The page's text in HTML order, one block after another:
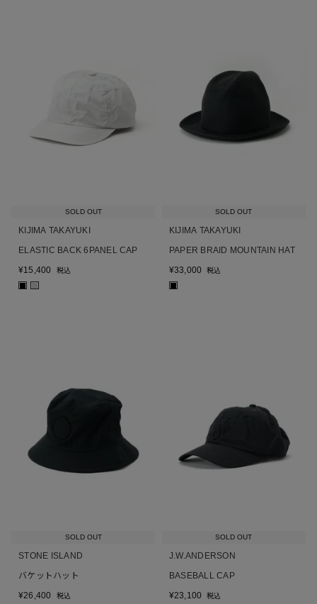
SOLD OUT
KIJIMA TAKAYUKI
ELASTIC BACK 6PANEL CAP
¥15,400 税込
SOLD OUT
KIJIMA TAKAYUKI
PAPER BRAID MOUNTAIN HAT
¥33,000 税込
SOLD OUT
STONE ISLAND
バケットハット
¥26,400 税込
SOLD OUT
J.W.ANDERSON
BASEBALL CAP
¥23,100 税込